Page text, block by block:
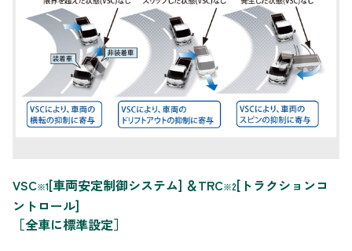
VSC※1[車両安定制御システム] ＆TRC※2[トラクションコ
ントロール]
［全車に標準設定］